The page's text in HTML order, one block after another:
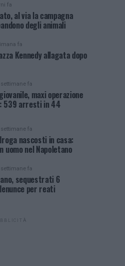
fa
al via la campagna
degli animali
fa
Kennedy allagata dopo
settimane fa
maxi operazione
539 arresti in 44
settimane fa
nascosti in casa:
uomo nel Napoletano
settimane fa
sequestrati 6
per reati